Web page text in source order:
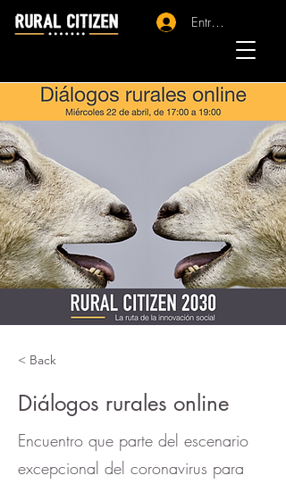
Entrar - Registro
< Back
Diálogos rurales online
Encuentro que parte del escenario
excepcional del coronavirus para